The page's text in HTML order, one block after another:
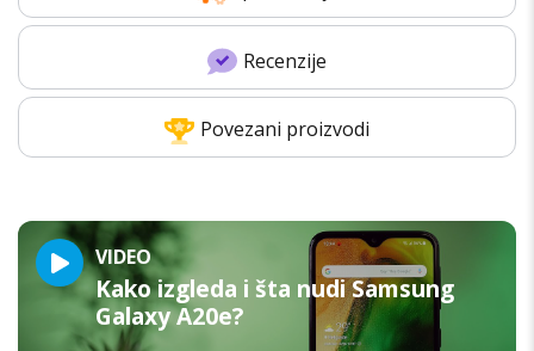
Recenzije
Povezani proizvodi
VIDEO
Kako izgleda i šta nudi Samsung
Galaxy A20e?